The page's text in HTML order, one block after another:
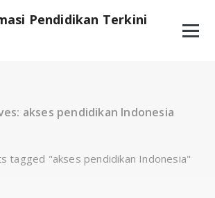
akses pendidikan Indonesia
tagged "akses pendidikan Indonesia"